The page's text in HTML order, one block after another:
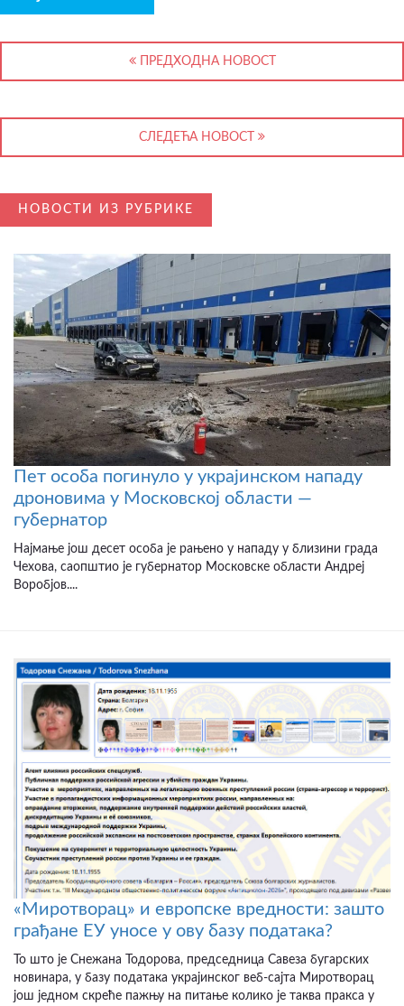
ПРЕДХОДНА НОВОСТ
СЛЕДЕЋА НОВОСТ
НОВОСТИ ИЗ РУБРИКЕ
Пет особа погинуло у украјинском нападу
дроновима у Московској области —
губернатор
Најмање још десет особа је рањено у нападу у близини града
Чехова, саопштио је губернатор Московске области Андреј
Воробјов....
«Миротворац» и европске вредности: зашто
грађане ЕУ уносе у ову базу података?
То што је Снежана Тодорова, председница Савеза бугарских
новинара, у базу података украјинског веб-сајта Миротворац
још једном скреће пажњу на питање колико је таква пракса у